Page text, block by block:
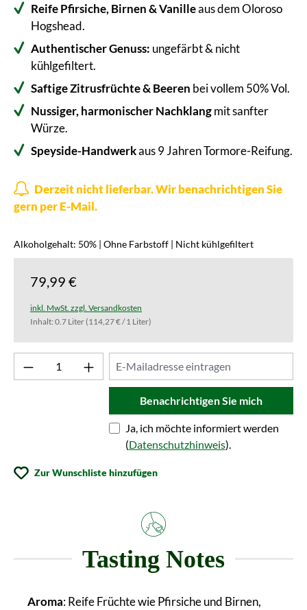
Reife Pfirsiche, Birnen & Vanilleaus dem Oloroso
Hogshead.
Authentischer Genuss: ungefärbt & nicht
kühlgefiltert.
Saftige Zitrusfrüchte & Beeren bei vollem 50% Vol.
Nussiger, harmonischer Nachklangmit sanfter
Würze.
Speyside-Handwerkaus 9 Jahren Tormore-Reifung.
Derzeit nicht lieferbar. Wir benachrichtigen Sie
gern per E-Mail.
Alkoholgehalt: 50% | Ohne Farbstoff | Nicht kühlgefiltert
79,99 €
inkl. MwSt. zzgl. Versandkosten
Inhalt: 0.7 Liter(114,27 € / 1 Liter)
Benachrichtigen Sie mich
Ja, ich möchte informiert werden
(Datenschutzhinweis).
Zur Wunschliste hinzufügen
Tasting Notes
Aroma: Reife Früchte wie Pfirsiche und Birnen,